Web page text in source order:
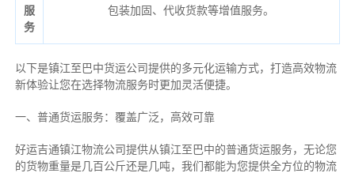
服
务
包装加固、代收货款等增值服务。
以下是镇江至巴中货运公司提供的多元化运输方式，打造高效物流
新体验让您在选择物流服务时更加灵活便捷。
一、普通货运服务：覆盖广泛，高效可靠
好运吉通镇江物流公司提供从镇江至巴中的普通货运服务，无论您
的货物重量是几百公斤还是几吨，我们都能为您提供全方位的物流